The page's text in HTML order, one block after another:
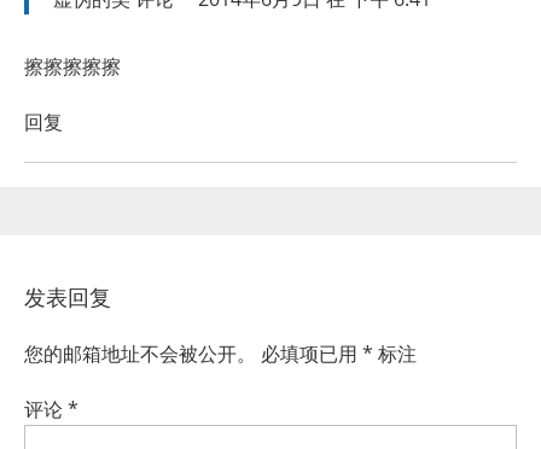
擦擦擦擦擦
回复
发表回复
您的邮箱地址不会被公开。 必填项已用 * 标注
评论*